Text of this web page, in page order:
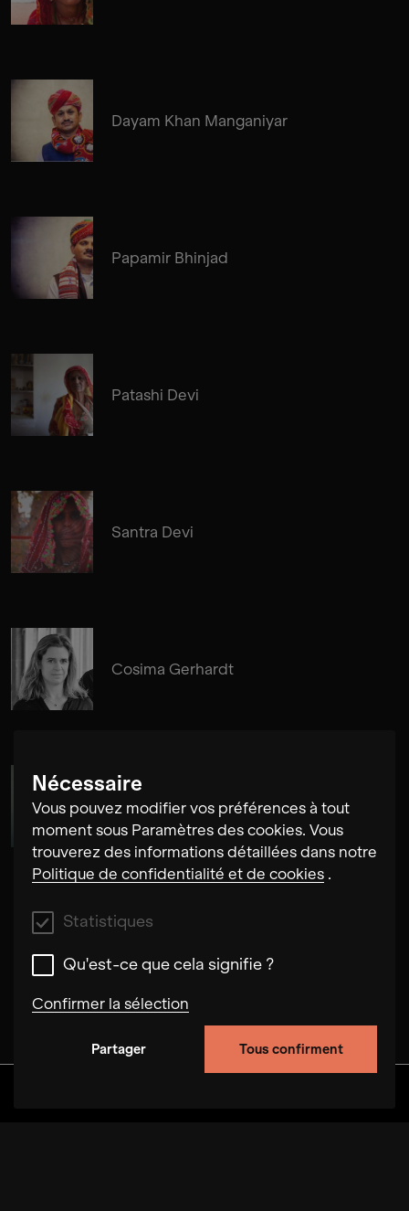
Nécessaire
Vous pouvez modifier vos préférences à tout
moment sous Paramètres des cookies. Vous
trouverez des informations détaillées dans notre
Politique de confidentialité et de cookies .
Statistiques
Qu'est-ce que cela signifie ?
Confirmer la sélection
Partager Tous confirment
Dayam Khan Manganiyar
Papamir Bhinjad
Patashi Devi
Santra Devi
Cosima Gerhardt
Susanne Fröhlich